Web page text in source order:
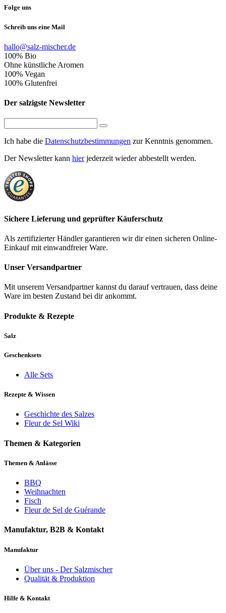
Folge uns
Schreib uns eine Mail
hallo@salz-mischer.de
100% Bio
Ohne künstliche Aromen
100% Vegan
100% Glutenfrei
Der salzigste Newsletter
Ich habe die Datenschutzbestimmungen zur Kenntnis genommen.
Der Newsletter kann hierjederzeit wieder abbestellt werden.
Sichere Lieferung und geprüfter Käuferschutz
Als zertifizierter Händler garantieren wir dir einen sicheren Online-
Einkauf mit einwandfreier Ware.
Unser Versandpartner
Mit unserem Versandpartner kannst du darauf vertrauen, dass deine
Ware im besten Zustand bei dir ankommt.
Produkte & Rezepte
Salz
Geschenksets
Alle Sets
Rezepte & Wissen
Geschichte des Salzes
Fleur de Sel Wiki
Themen & Kategorien
Themen & Anlässe
BBQ
Weihnachten
Fisch
Fleur de Sel de Guérande
Manufaktur, B2B & Kontakt
Manufaktur
Über uns - Der Salzmischer
Qualität & Produktion
Hilfe & Kontakt